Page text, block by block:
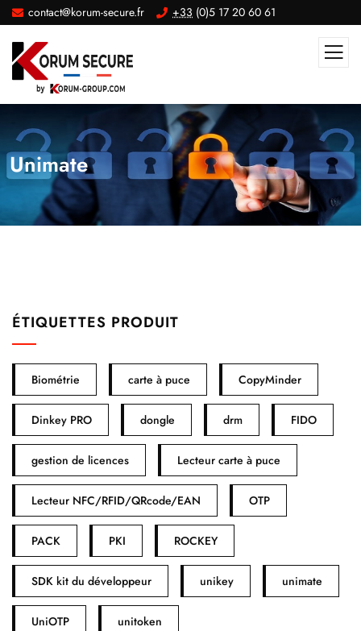
contact@korum-secure.fr +33 (0)5 17 20 60 61
Unimate
ÉTIQUETTES PRODUIT
Biométrie carte à puce CopyMinder
Dinkey PRO dongle drm FIDO
gestion de licences Lecteur carte à puce
Lecteur NFC/RFID/QRcode/EAN OTP
PACK PKI ROCKEY
SDK kit du développeur unikey unimate
UniOTP unitoken